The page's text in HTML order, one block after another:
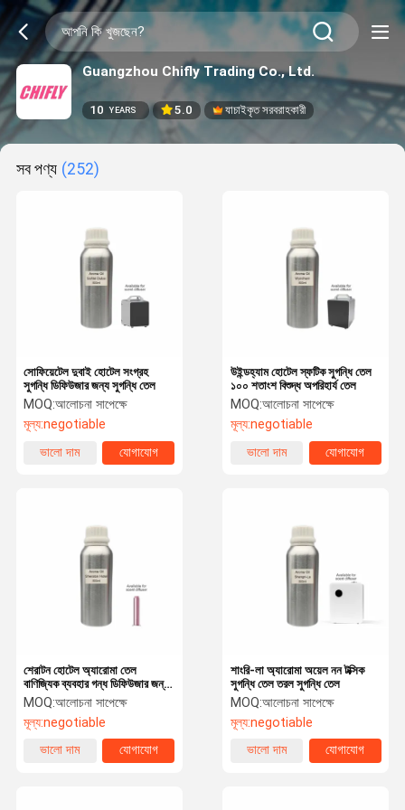
Guangzhou Chifly Trading Co., Ltd.
10 YEARS 5.0 যাচাইকৃত সরবরাহকারী
সব পণ্য (252)
সোফিয়েটেল দুবাই হোটেল সংগ্রহ
সুগন্ধি ডিফিউজার জন্য সুগন্ধি তেল
MOQ:আলোচনা সাপেক্ষে
মূল্য:negotiable
ভালো দাম
যোগাযোগ
উইন্ডহ্যাম হোটেল স্ফটিক সুগন্ধি তেল
১০০ শতাংশ বিশুদ্ধ অপরিহার্য তেল
MOQ:আলোচনা সাপেক্ষে
মূল্য:negotiable
ভালো দাম
যোগাযোগ
শেরাটন হোটেল অ্যারোমা তেল
বাণিজ্যিক ব্যবহার গন্ধ ডিফিউজার জন্য
গন্ধযুক্ত তেল
MOQ:আলোচনা সাপেক্ষে
মূল্য:negotiable
ভালো দাম
যোগাযোগ
শাংরি-লা অ্যারোমা অয়েল নন টক্সিক
সুগন্ধি তেল তরল সুগন্ধি তেল
MOQ:আলোচনা সাপেক্ষে
মূল্য:negotiable
ভালো দাম
যোগাযোগ